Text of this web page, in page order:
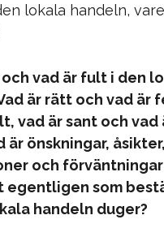
lokala handeln,
och vad är fult i den
är rätt och vad är
vad är sant och vad
är önskningar, åsikter,
och
egentligen som
handeln duger?